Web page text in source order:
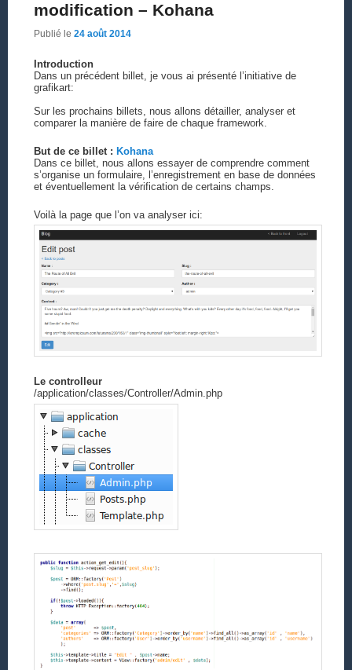
modification – Kohana
Publié le 24 août 2014
Introduction
Dans un précédent billet, je vous ai présenté l’initiative de
grafikart:
Sur les prochains billets, nous allons détailler, analyser et
comparer la manière de faire de chaque framework.
But de ce billet : Kohana
Dans ce billet, nous allons essayer de comprendre comment
s’organise un formulaire, l’enregistrement en base de données
et éventuellement la vérification de certains champs.
Voilà la page que l’on va analyser ici:
Le controlleur
/application/classes/Controller/Admin.php